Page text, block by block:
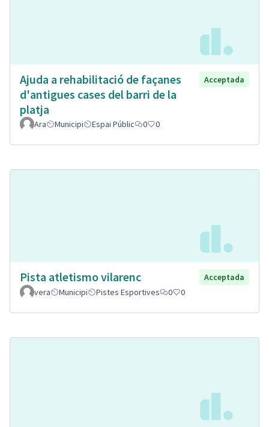
Ajuda a rehabilitació de façanes
d'antigues cases del barri de la
platja
Acceptada
Ara Municipi Espai Públic 0 0
Pista atletismo vilarenc
Acceptada
vera
Municipi Pistes Esportives 0 0